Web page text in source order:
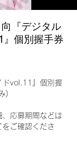
『デジタル
』個別握手券
ドvol.11』個別握
)
応募期間などは
をご確認くださ